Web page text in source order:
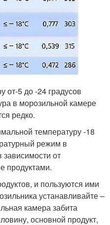
от-5 до -24 градусов
в морозильной камере
редко.
температуру -18
режим в
от
продуктами.
и пользуются ими
устанавливайте –
камера забита
основной продукт,